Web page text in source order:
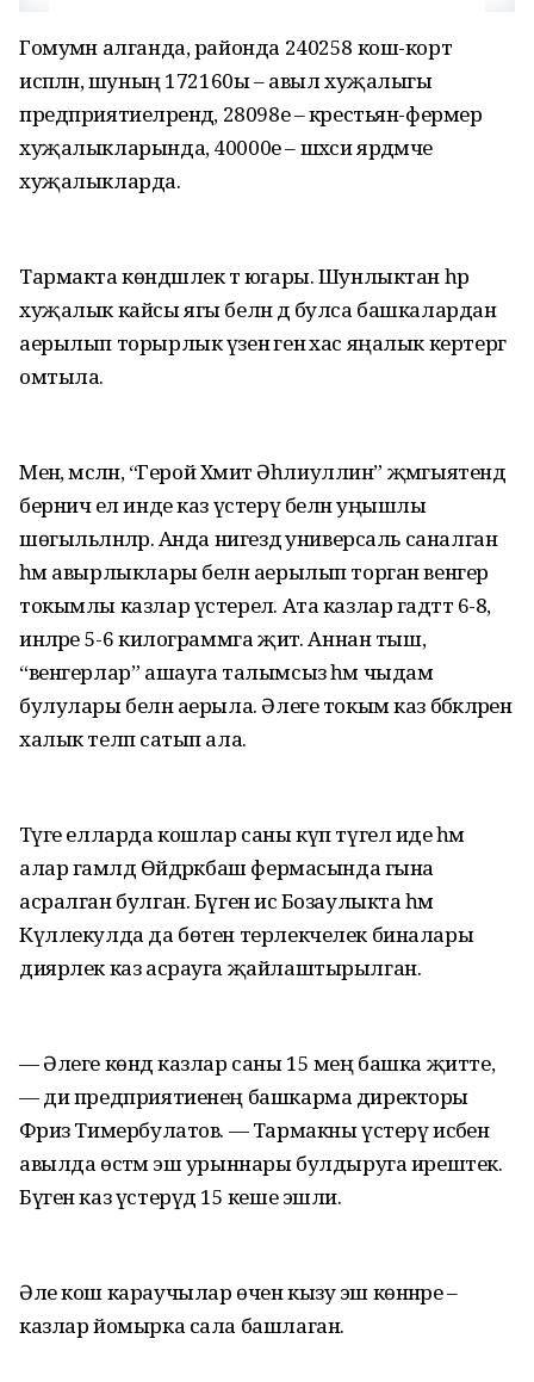
Гомумән алганда, районда 240258 кош-корт
исәпләнә, шуның 172160ы – авыл хуҗалыгы
предприятиеләрендә, 28098е – крестьян-фермер
хуҗалыкларында, 40000е – шәхси ярдәмче
хуҗалыкларда.
Тармакта көндәшлек тә югары. Шунлыктан һәр
хуҗалык кайсы ягы белән дә булса башкалардан
аерылып торырлык үзенә генә хас яңалык кертергә
омтыла.
Менә, мәсәлән, “Герой Хәмит Әһлиуллин” җәмгыятендә
берничә ел инде каз үстерү белән уңышлы
шөгыльләнәләр. Анда нигездә универсаль саналган
һәм авырлыклары белән аерылып торган венгер
токымлы казлар үстерелә. Ата казлар гадәттә 6-8,
инәләре 5-6 килограммга җитә. Аннан тыш,
“венгерлар” ашауга талымсыз һәм чыдам
булулары белән аерыла. Әлеге токым каз бәбкәләрен
халык теләп сатып ала.
Тәүге елларда кошлар саны күп түгел иде һәм
алар гамәлдә Өйдрәкбаш фермасында гына
асралган булган. Бүген исә Бозаулыкта һәм
Күллекулда да бөтен терлекчелек биналары
диярлек каз асрауга җайлаштырылган.
— Әлеге көндә казлар саны 15 мең башка җитте,
— ди предприятиенең башкарма директоры
Фәриз Тимербулатов. — Тармакны үстерү исәбенә
авылда өстәмә эш урыннары булдыруга ирештек.
Бүген каз үстерүдә 15 кеше эшли.
Әле кош караучылар өчен кызу эш көннәре –
казлар йомырка сала башлаган.